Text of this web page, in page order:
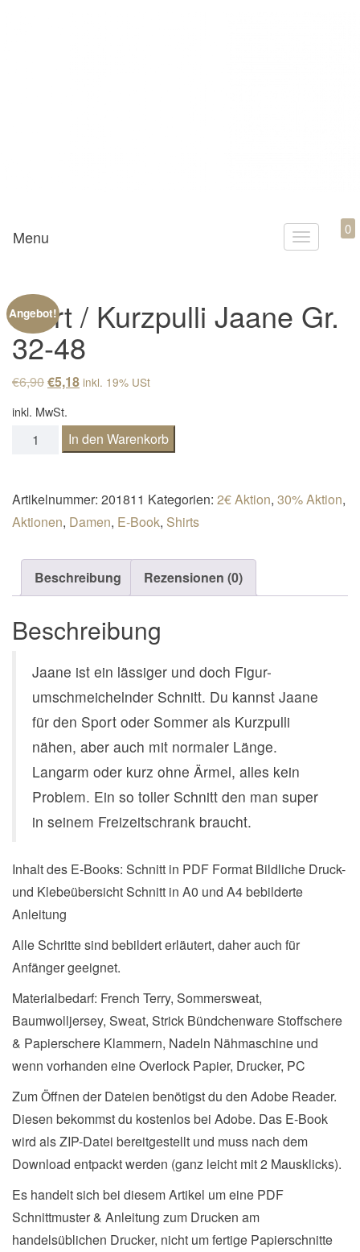
Mamili1910
T
g
Menu 0
Angebot!
Shirt / Kurzpulli Jaane Gr.
32-48
€6,90Ursprünglicher Preis war: €6,90
€5,18Aktueller Preis ist: €5,18.
inkl. 19% USt
inkl. MwSt.
Shirt / Kurzpulli Jaane Gr. 32-48 Menge
In den Warenkorb
Artikelnummer: 201811 Kategorien: 2€ Aktion, 30% Aktion,
Aktionen, Damen, E-Book, Shirts
Beschreibung Rezensionen (0)
Beschreibung
Jaane ist ein lässiger und doch Figur-
umschmeichelnder Schnitt. Du kannst Jaane
für den Sport oder Sommer als Kurzpulli
nähen, aber auch mit normaler Länge.
Langarm oder kurz ohne Ärmel, alles kein
Problem. Ein so toller Schnitt den man super
in seinem Freizeitschrank braucht.
Inhalt des E-Books: Schnitt in PDF Format Bildliche Druck-
und Klebeübersicht Schnitt in A0 und A4 bebilderte
Anleitung
Alle Schritte sind bebildert erläutert, daher auch für
Anfänger geeignet.
Materialbedarf: French Terry, Sommersweat,
Baumwolljersey, Sweat, Strick Bündchenware Stoffschere
& Papierschere Klammern, Nadeln Nähmaschine und
wenn vorhanden eine Overlock Papier, Drucker, PC
Zum Öffnen der Dateien benötigst du den Adobe Reader.
Diesen bekommst du kostenlos bei Adobe. Das E-Book
wird als ZIP-Datei bereitgestellt und muss nach dem
Download entpackt werden (ganz leicht mit 2 Mausklicks).
Es handelt sich bei diesem Artikel um eine PDF
Schnittmuster & Anleitung zum Drucken am
handelsüblichen Drucker, nicht um fertige Papierschnitte